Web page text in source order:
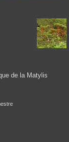
de la Matylis